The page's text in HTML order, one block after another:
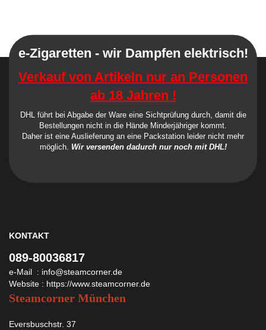
e-Zigaretten - wir Dampfen elektrisch!
Verkauf von Artikeln nur an Personen
ab 18 Jahren !
DHL führt bei Abgabe der Ware eine Sichtprüfung durch, damit die
Bestellungen nicht in die Hände Minderjähriger kommt.
Daher ist eine Auslieferung an eine Packstation leider nicht mehr
möglich. Wir versenden dadurch nur noch mit DHL!
KONTAKT
089-80036817
e-Mail : info@steamcorner.de
Website : https://www.steamcorner.de
Steamcorner München
Eversbuschstr. 37